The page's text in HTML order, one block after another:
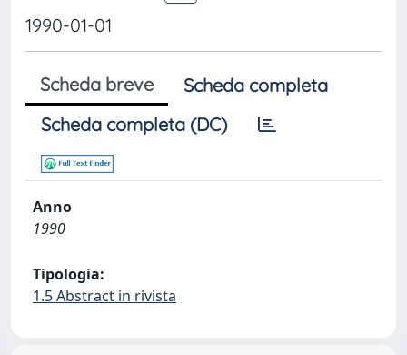
1990-01-01
Scheda breve
Scheda completa
Scheda completa (DC)
Anno
1990
Tipologia:
1.5 Abstract in rivista